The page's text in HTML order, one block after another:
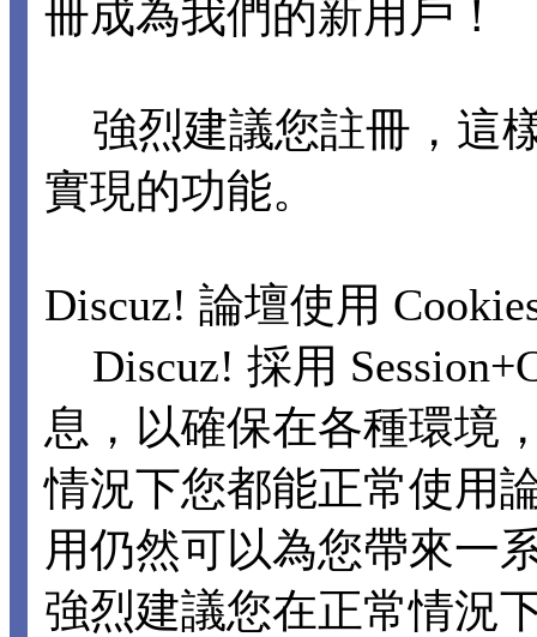
冊成為我們的新用戶！
強烈建議您註冊，這
實現的功能。
Discuz! 論壇使用
Discuz! 採用
息，以確保在各種環境
情況下您都能正常使用
用仍然可以為您帶來一
強烈建議您在正常情況